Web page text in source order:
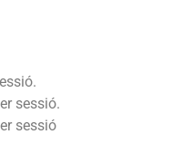
sessió.
sessió